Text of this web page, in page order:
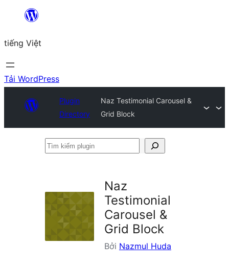
Chuyển
phần
nội
dung
tiếng Việt
Tải WordPress
Plugin
Directory
Naz Testimonial Carousel &
Grid Block
Tìm
Naz
Testimonial
Carousel &
Grid Block
Bởi Nazmul Huda